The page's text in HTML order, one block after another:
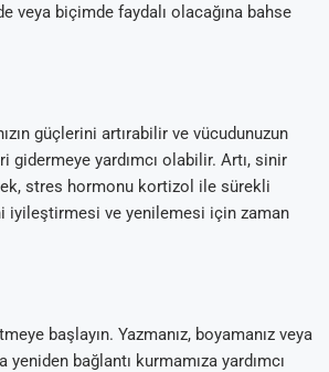
veya biçimde faydalı olacağına bahse
güçlerini artırabilir ve vücudunuzun
gidermeye yardımcı olabilir. Artı, sinir
stres hormonu kortizol ile sürekli
iyileştirmesi ve yenilemesi için zaman
başlayın. Yazmanız, boyamanız veya
bağlantı kurmamıza yardımcı